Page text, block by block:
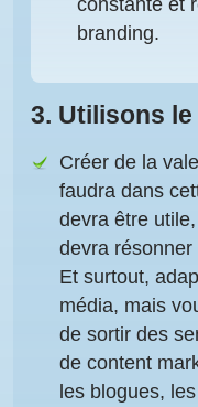
branding.
3. Utilisons
Créer de la
faudra dans
devra être
devra
Et surtout,
média, mais
de sortir des
de content
les blogues,